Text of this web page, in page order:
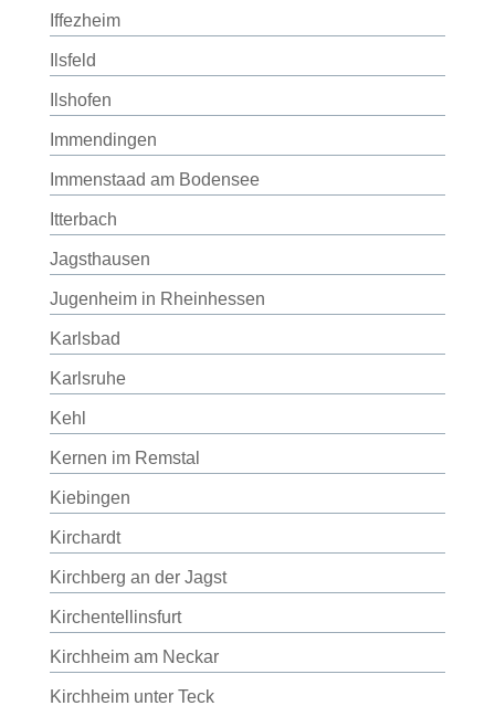
Iffezheim
Ilsfeld
Ilshofen
Immendingen
Immenstaad am Bodensee
Itterbach
Jagsthausen
Jugenheim in Rheinhessen
Karlsbad
Karlsruhe
Kehl
Kernen im Remstal
Kiebingen
Kirchardt
Kirchberg an der Jagst
Kirchentellinsfurt
Kirchheim am Neckar
Kirchheim unter Teck